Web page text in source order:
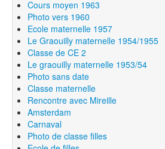
Cours moyen 1963
Photo vers 1960
Ecole maternelle 1957
Le Graouilly maternelle 1954/1955
Classe de CE 2
Le graouilly maternelle 1953/54
Photo sans date
Classe maternelle
Rencontre avec Mireille
Amsterdam
Carnaval
Photo de classe filles